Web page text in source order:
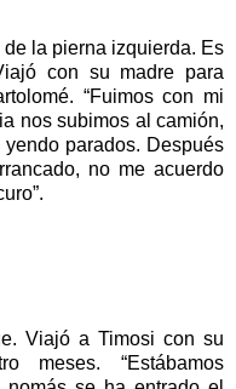
la pierna izquierda. Es
con su madre para
“Fuimos con mi
nos subimos al camión,
parados. Después
no me acuerdo
Viajó a Timosi con su
“Estábamos